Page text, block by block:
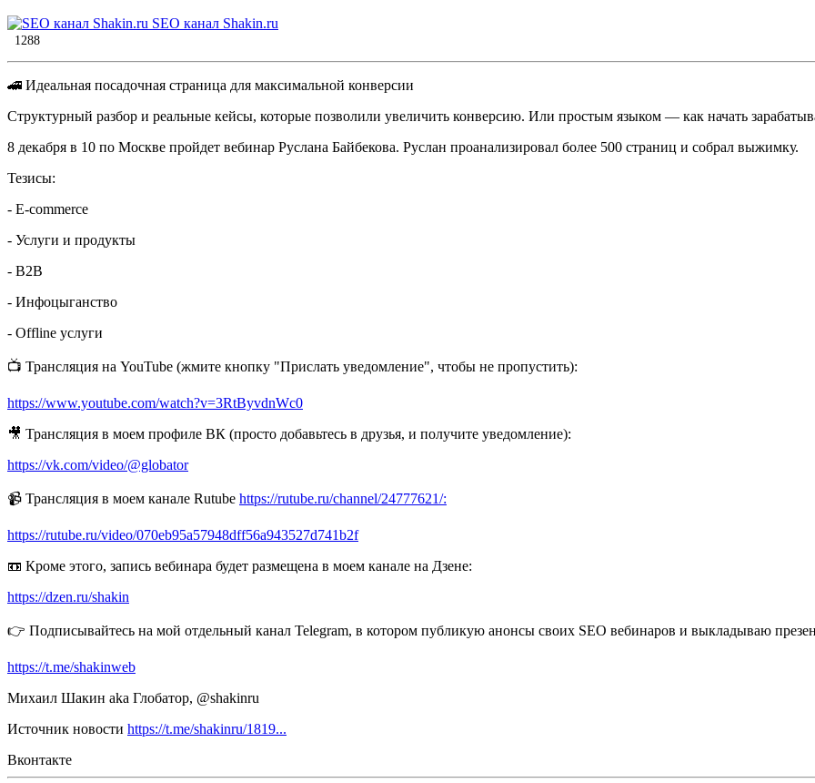
SEO канал Shakin.ru
1288
🚄 Идеальная посадочная страница для максимальной конверсии
Структурный разбор и реальные кейсы, которые позволили увеличить конверсию. Или простым языком — как начать
8 декабря в 10 по Москве пройдет вебинар Руслана Байбекова. Руслан проанализировал более 500 страниц и собрал выжимку.
Тезисы:
- E-commerce
- Услуги и продукты
- B2B
- Инфоцыганство
- Offline услуги
📺 Трансляция на YouTube (жмите кнопку "Прислать уведомление", чтобы не пропустить):
https://www.youtube.com/watch?v=3RtByvdnWc0
🎥 Трансляция в моем профиле ВК (просто добавьтесь в друзья, и получите уведомление):
https://vk.com/video/@globator
📹 Трансляция в моем канале Rutube https://rutube.ru/channel/24777621/:
https://rutube.ru/video/070eb95a57948dff56a943527d741b2f
📼 Кроме этого, запись вебинара будет размещена в моем канале на Дзене:
https://dzen.ru/shakin
👉 Подписывайтесь на мой отдельный канал Telegram, в котором публикую анонсы своих SEO вебинаров и выкладываю
https://t.me/shakinweb
Михаил Шакин aka Глобатор, @shakinru
Источник новости https://t.me/shakinru/1819...
Вконтакте